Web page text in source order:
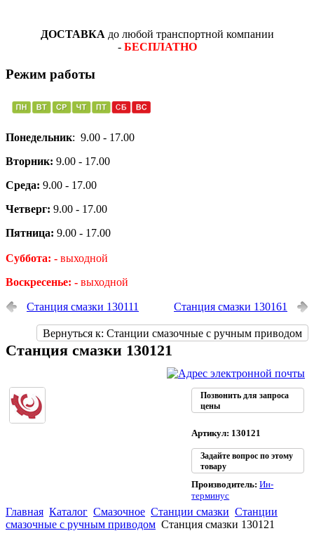
ДОСТАВКА до любой транспортной компании
- БЕСПЛАТНО
Режим работы
Понедельник: 9.00 - 17.00
Вторник: 9.00 - 17.00
Среда: 9.00 - 17.00
Четверг: 9.00 - 17.00
Пятница: 9.00 - 17.00
Суббота: - выходной
Воскресенье: - выходной
Станция смазки 130111 Станция смазки 130161
Вернуться к: Станции смазочные с ручным приводом
Станция смазки 130121
Позвонить для запроса
цены
Артикул: 130121
Задайте вопрос по этому
товару
Производитель:Ин-
терминус
Главная Каталог Смазочное Станции смазки Станции
смазочные с ручным приводом Станция смазки 130121